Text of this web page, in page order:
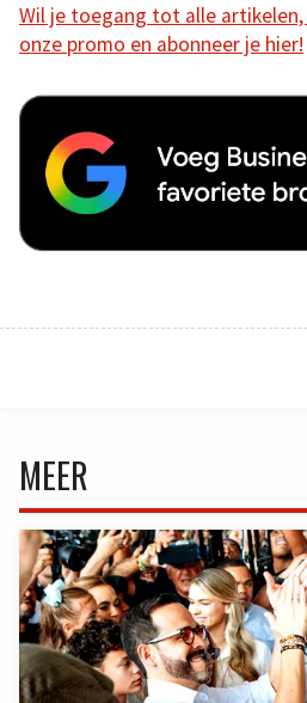
Wil je toegang tot alle
onze promo en abonneer je hier!
MEER